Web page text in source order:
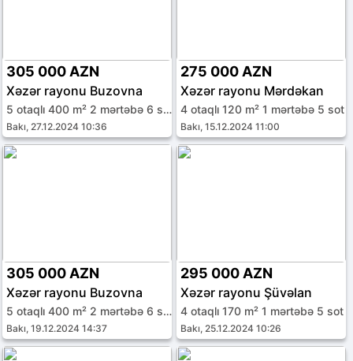
305 000 AZN
Xəzər rayonu Buzovna
5 otaqlı 400 m² 2 mərtəbə 6 sot
Bakı, 27.12.2024 10:36
275 000 AZN
Xəzər rayonu Mərdəkan
4 otaqlı 120 m² 1 mərtəbə 5 sot
Bakı, 15.12.2024 11:00
305 000 AZN
Xəzər rayonu Buzovna
5 otaqlı 400 m² 2 mərtəbə 6 sot
Bakı, 19.12.2024 14:37
295 000 AZN
Xəzər rayonu Şüvəlan
4 otaqlı 170 m² 1 mərtəbə 5 sot
Bakı, 25.12.2024 10:26